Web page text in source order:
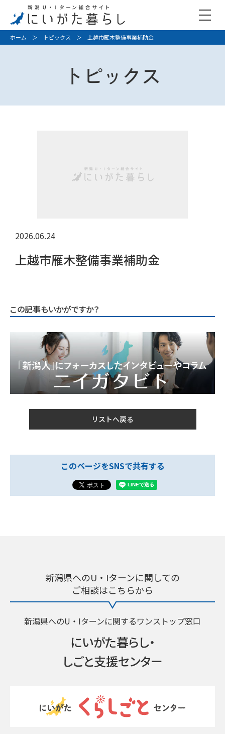
ホーム ＞ トピックス ＞ 上越市雁木整備事業補助金
トピックス
2026.06.24
上越市雁木整備事業補助金
この記事もいかがですか？
リストへ戻る
このページをSNSで共有する
新潟県へのU・Iターンに関しての
ご相談はこちらから
新潟県へのU・Iターンに関するワンストップ窓口
にいがた暮らし・
しごと支援センター